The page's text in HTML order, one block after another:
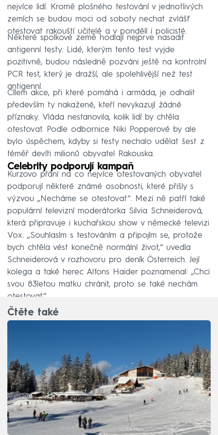
nejvíce lidí. Kromě plošného testování v jednotlivých
zemích se budou moci od soboty nechat zvlášť
otestovat rakouští učitelé a v pondělí i policisté.
Některé spolkové země hodlají nejprve nasadit
antigenní testy. Lidé, kterým tento test vyjde
pozitivně, budou následně pozváni ještě na kontrolní
PCR test, který je dražší, ale spolehlivější než test
antigenní.
Cílem akce, při které pomáhá i armáda, je odhalit
především ty nakažené, kteří nevykazují žádné
příznaky. Vláda nestanovila, kolik lidí by chtěla
otestovat. Podle odbornice Niki Popperové by ale
bylo úspěchem, kdyby si testy nechalo udělat šest z
téměř devíti milionů obyvatel Rakouska.
Celebrity podporují kampaň
Kurzovo přání na co nejvíce otestovaných obyvatel
podporují některé známé osobnosti, které přišly s
výzvou „Necháme se otestovat“. Mezi ně patří také
populární televizní moderátorka Silvia Schneiderová,
která připravuje i kuchařskou show v německé televizi
Vox. „Souhlasím s testováním a připojím se, protože
bych chtěla vést konečně normální život,“ uvedla
Schneiderová v rozhovoru pro deník Österreich. Její
kolega a také herec Alfons Haider poznamenal: „Chci
svou 83letou matku chránit, proto se také nechám
otestovat.“
Čtěte také